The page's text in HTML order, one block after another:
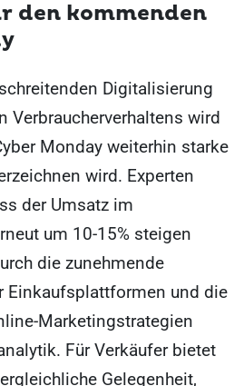
den kommenden
Digitalisierung
Verbraucherverhaltens wird
Monday weiterhin starke
wird. Experten
der Umsatz im
um 10-15% steigen
die zunehmende
Einkaufsplattformen und die
Marketingstrategien
Für Verkäufer bietet
Gelegenheit,